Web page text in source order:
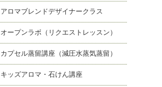
アロマブレンドデザイナークラス
オープンラボ（リクエストレッスン）
カプセル蒸留講座（減圧水蒸気蒸留）
キッズアロマ・石けん講座